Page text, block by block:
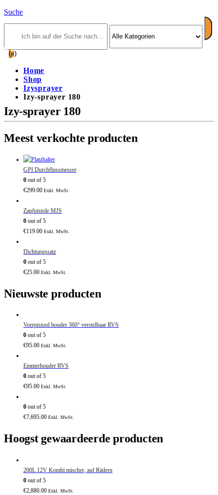
Suche
00
Home
Shop
Izysprayer
Izy-sprayer 180
Izy-sprayer 180
Meest verkochte producten
GPI Durchflussmesser
0 out of 5
€299.00 Exkl. MwSt.
Zapfpistole MJS
0 out of 5
€119.00 Exkl. MwSt.
Dichtungssatz
0 out of 5
€25.00 Exkl. MwSt.
Nieuwste producten
Voerpistool houder 360° verstelbaar RVS
0 out of 5
€95.00 Exkl. MwSt.
Emmerhouder RVS
0 out of 5
€95.00 Exkl. MwSt.
0 out of 5
€7,695.00 Exkl. MwSt.
Hoogst gewaardeerde producten
200L 12V Kombi mischer, auf Rädern
0 out of 5
€2,880.00 Exkl. MwSt.